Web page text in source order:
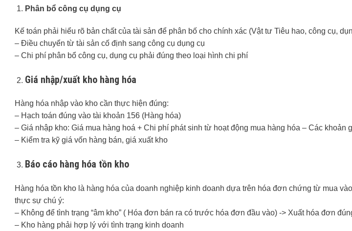
Phân bổ công cụ dụng cụ
Kế toán phải hiểu rõ bản chất của tài sản để phân bố cho chính xác (Vật tư Tiêu hao, công cụ,
– Điều chuyển từ tài sản cố định sang công cụ dụng cụ
– Chi phí phân bổ công cụ, dụng cụ phải đúng theo loại hình chi phí
Giá nhập/xuất kho hàng hóa
Hàng hóa nhập vào kho cần thực hiện đúng:
– Hạch toán đúng vào tài khoản 156 (Hàng hóa)
– Giá nhập kho: Giá mua hàng hoá + Chi phí phát sinh từ hoạt động mua hàng hóa – Các
– Kiểm tra kỹ giá vốn hàng bán, giá xuất kho
Báo cáo hàng hóa tồn kho
Hàng hóa tồn kho là hàng hóa của doanh nghiệp kinh doanh dựa trên hóa đơn chứng từ mua
thực sự chú ý:
– Không để tình trạng “âm kho” ( Hóa đơn bán ra có trước hóa đơn đầu vào) -> Xuất hóa đơn
– Kho hàng phải hợp lý với tình trạng kinh doanh